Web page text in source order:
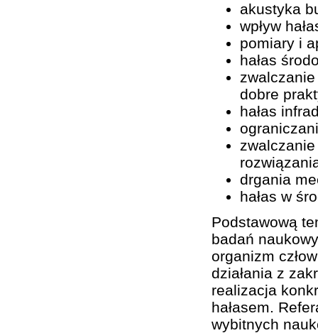
akustyka
wpływ
pomiary i
hałas
dobre
hałas
drgania
hałas w
Podstawową
badań
organizm
działania z
realizacja
hałasem.
wybitnych